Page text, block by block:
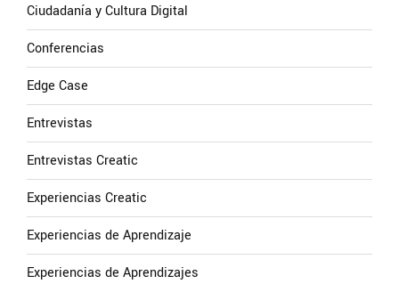
Ciudadanía y Cultura Digital
Conferencias
Edge Case
Entrevistas
Entrevistas Creatic
Experiencias Creatic
Experiencias de Aprendizaje
Experiencias de Aprendizajes